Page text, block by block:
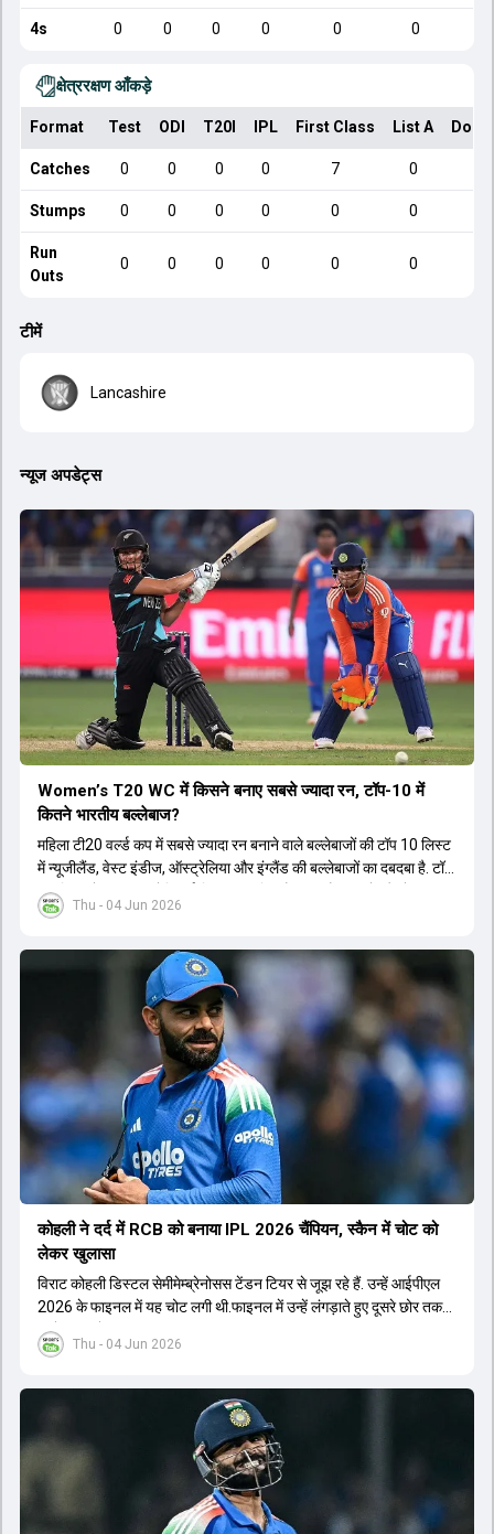
4s 0 0 0 0 0 0
क्षेत्ररक्षण आँकड़े
Format Test ODI T20I IPL First Class List A
Catches 0 0 0 0 7 0
Stumps 0 0 0 0 0 0
Run
Outs
0 0 0 0 0 0
टीमें
Lancashire
न्यूज अपडेट्स
Thu - 04 Jun 2026
Women’s T20 WC में किसने बनाए सबसे ज्यादा रन, टॉप-10 में
कितने भारतीय बल्लेबाज?
महिला टी20 वर्ल्ड कप में सबसे ज्यादा रन बनाने वाले बल्लेबाजों की टॉप 10 लिस्ट
में न्यूजीलैंड, वेस्ट इंडीज, ऑस्ट्रेलिया और इंग्लैंड की बल्लेबाजों का दबदबा है. टॉप
10 लिस्ट में तीन ऑस्ट्रेलियाई खिलाड़ी शामिल हैं. न्यूजीलैंड की दो और वेस्ट
इंडीज की दो खिलाड़ी भी इस लिस्ट में जगह बनाने में कामयाब रही हैं.
Thu - 04 Jun 2026
कोहली ने दर्द में RCB को बनाया IPL 2026 चैंप‍ियन, स्कैन में चोट को
लेकर खुलासा
विराट कोहली डिस्टल सेमीमेम्ब्रेनोसस टेंडन टियर से जूझ रहे हैं. उन्हें आईपीएल
2026 के फाइनल में यह चोट लगी थी.फाइनल में उन्हें लंगड़ाते हुए दूसरे छोर तक
जाते हुए भी देखा गया था.